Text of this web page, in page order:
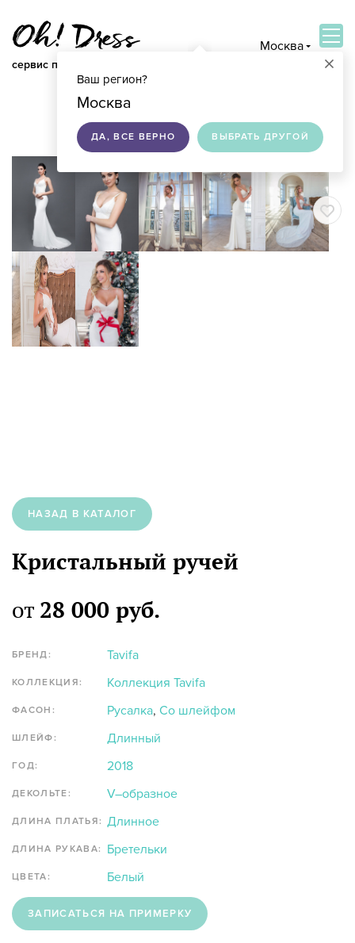
сервис по подбору свадебных платьев
Москва
×
Ваш регион?
Москва
ДА, ВСЕ ВЕРНО ВЫБРАТЬ ДРУГОЙ
НАЗАД В КАТАЛОГ
Кристальный ручей
от 28 000 руб.
БРЕНД: Tavifa
КОЛЛЕКЦИЯ: Коллекция Tavifa
ФАСОН: Русалка, Со шлейфом
ШЛЕЙФ: Длинный
ГОД: 2018
ДЕКОЛЬТЕ: V–образное
ДЛИНА ПЛАТЬЯ: Длинное
ДЛИНА РУКАВА: Бретельки
ЦВЕТА: Белый
ЗАПИСАТЬСЯ НА ПРИМЕРКУ